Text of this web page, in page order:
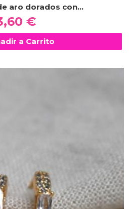
aro dorados con...
€
a Carrito